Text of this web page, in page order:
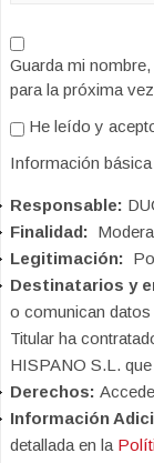
Guarda mi
para la próxima
He leído y
Información
Responsable:
Finalidad:
Legitimación:
Destinatarios y
o comunican
Titular ha
HISPANO S.L.
Derechos:
Información
detallada en la